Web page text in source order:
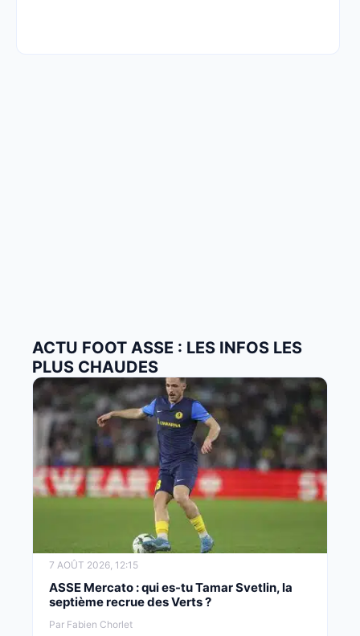
ACTU FOOT ASSE : LES INFOS LES
PLUS CHAUDES
7 AOÛT 2026, 12:15
ASSE Mercato : qui es-tu Tamar Svetlin, la
septième recrue des Verts ?
Par Fabien Chorlet